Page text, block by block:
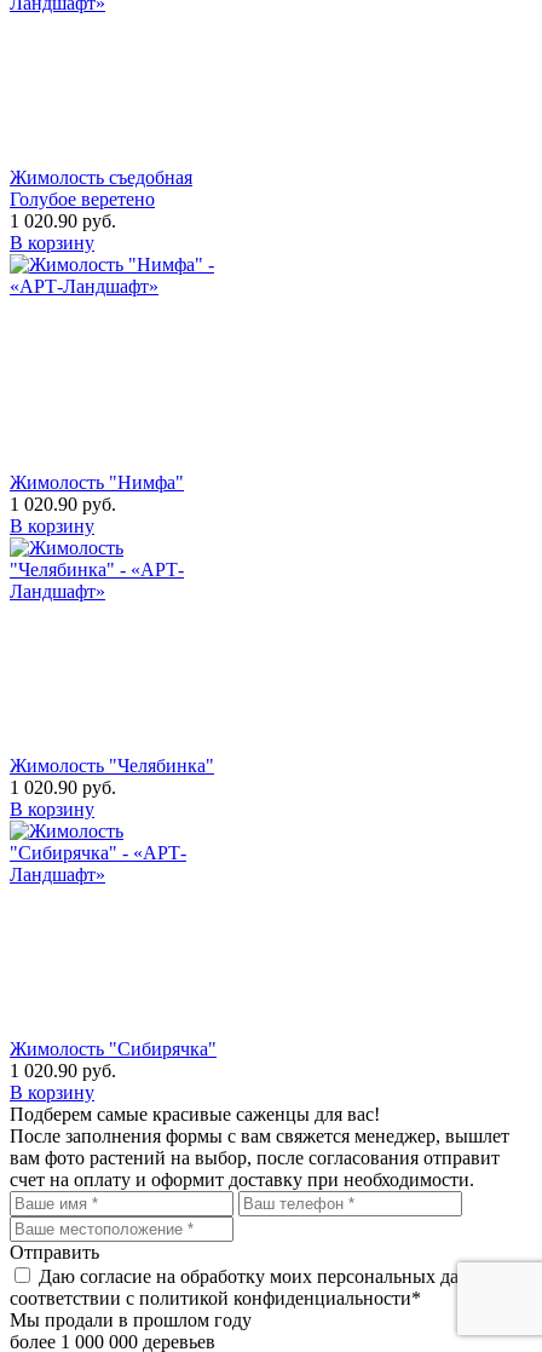
Жимолость съедобная
Голубое веретено
1 020.90 руб.
В корзину
Жимолость "Нимфа"
1 020.90 руб.
В корзину
Жимолость "Челябинка"
1 020.90 руб.
В корзину
Жимолость "Сибирячка"
1 020.90 руб.
В корзину
Подберем самые красивые саженцы для вас!
После заполнения формы с вам свяжется менеджер, вышлет
вам фото растений на выбор, после согласования отправит
счет на оплату и оформит доставку при необходимости.
Отправить
Даю согласие на обработку моих персональных данных, в
соответствии с политикой конфиденциальности*
Мы продали в прошлом году
более 1 000 000 деревьев